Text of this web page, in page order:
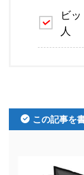
ビ
人
この記事を